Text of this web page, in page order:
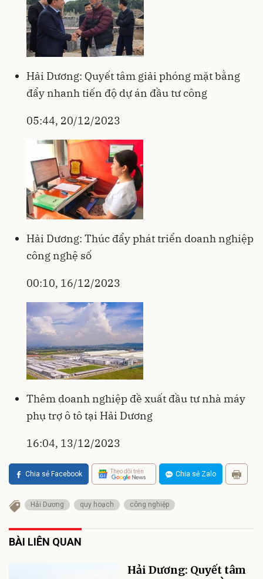
Hải Dương: Quyết tâm giải phóng mặt bằng
đẩy nhanh tiến độ dự án đầu tư công
05:44, 20/12/2023
Hải Dương: Thúc đẩy phát triển doanh nghiệp
công nghệ số
00:10, 16/12/2023
Thêm doanh nghiệp đề xuất đầu tư nhà máy
phụ trợ ô tô tại Hải Dương
16:04, 13/12/2023
Chia sẻ Facebook Theo dõi trên Chia sẻ Zalo
Hải Dương quy hoạch công nghiệp
BÀI LIÊN QUAN
Hải Dương: Quyết tâm